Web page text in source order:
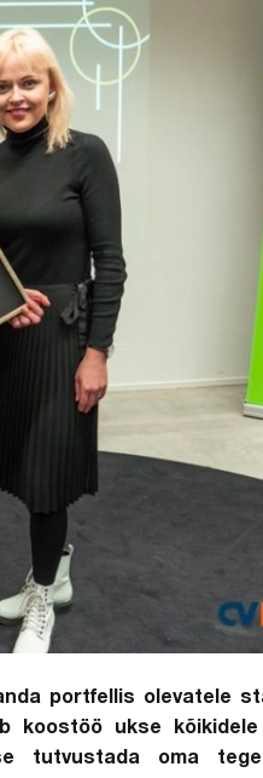
portfellis olevatele
koostöö ukse
tutvustada oma